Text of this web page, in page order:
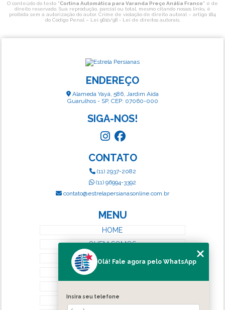
O conteúdo do texto "Cortina Automática para Varanda Preço Anália Franco" é de
direito reservado. Sua reprodução, parcial ou total, mesmo citando nossos links, é
proibida sem a autorização do autor. Crime de violação de direito autoral – artigo 184
do Código Penal – Lei 9610/98 - Lei de direitos autorais.
ENDEREÇO
Alameda Yayá, 586, Jardim Aida
Guarulhos - SP, CEP: 07060-000
SIGA-NOS!
CONTATO
(11) 2937-2082
(11) 96994-3392
contato@estrelapersianasonline.com.br
MENU
HOME
QUEM SOMOS
SERVIÇOS
CATEGORIAS
Olá! Fale agora pelo WhatsApp
Insira seu telefone